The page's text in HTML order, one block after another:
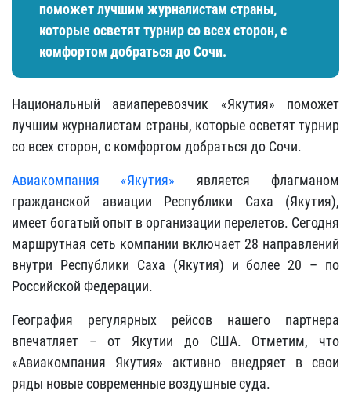
поможет лучшим журналистам страны,
которые осветят турнир со всех сторон, с
комфортом добраться до Сочи.
Национальный авиаперевозчик «Якутия» поможет
лучшим журналистам страны, которые осветят турнир
со всех сторон, с комфортом добраться до Сочи.
Авиакомпания «Якутия» является флагманом
гражданской авиации Республики Саха (Якутия),
имеет богатый опыт в организации перелетов. Сегодня
маршрутная сеть компании включает 28 направлений
внутри Республики Саха (Якутия) и более 20 – по
Российской Федерации.
География регулярных рейсов нашего партнера
впечатляет – от Якутии до США. Отметим, что
«Авиакомпания Якутия» активно внедряет в свои
ряды новые современные воздушные суда.